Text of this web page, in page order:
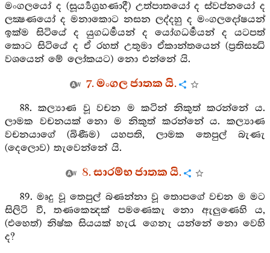
මංගලයෝ ද (සූර්‍ය්‍යග්‍රහණාදී) උත්පාතයෝ ද ස්වප්නයෝ ද
ලක්‍ෂණයෝ ද මනාකොට නසන ලද්දහු ද මංගලදෝෂයන්
ඉක්ම සිටියේ ද යුගධර්‍මයන් ද යෝගධර්‍මයන් ද යටපත්
කොට සිටියේ ද ඒ රහත් උතුමා ඒකාන්තයෙන් (ප්‍රතිසන්‍ධි
වශයෙන් මේ ලෝකයට) නො එන්නේ යි.
7. මංගල ජාතක යි.
88. කල්‍යාණ වූ වචන ම කටින් නිකුත් කරන්නේ ය.
ලාමක වචනයක් නො ම නිකුත් කරන්නේ ය. කල්‍යාණ
වචනයාගේ (බිණීම) යහපති, ලාමක තෙපුල් බැණැ
(දෙලොව) තැවෙන්නේ යි.
8. සාරම්භ ජාතක යි.
89. මෘදු වූ තෙපුල් බණන්නා වූ තොපගේ වචන ම මට
සිලිටි වී, තණකෙන්‍දක් පමණෙකැ නො ඇලුණෙහි ය,
(එහෙත්) නිෂ්ක සියයක් හැරැ ගෙනැ යන්නේ නො වෙහි
ද?